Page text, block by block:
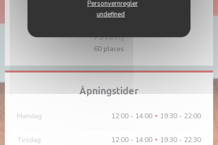
Personvernregler
undefined
Sykkelstasjon
Dans le parc
Parkering
60 places
Åpningstider
Mandag 12:00 - 14:00 • 19:30 - 22:00
Tirsdag 12:00 - 14:00 • 19:30 - 22:30